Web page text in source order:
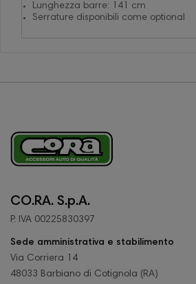
Lunghezza barre: 141 cm
Serrature disponibili come optional
CO.RA. S.p.A.
P. IVA 00225830397
Sede amministrativa e stabilimento
Via Corriera 14
48033 Barbiano di Cotignola (RA)